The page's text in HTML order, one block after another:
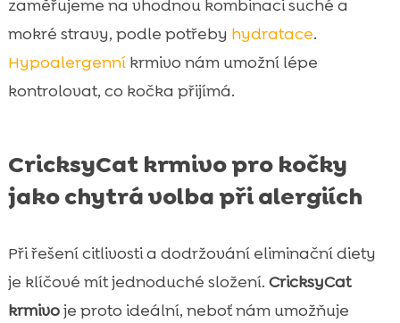
zaměřujeme na vhodnou kombinaci suché a
mokré stravy, podle potřeby hydratace.
Hypoalergenníkrmivo nám umožní lépe
kontrolovat, co kočka přijímá.
CricksyCat krmivo pro kočky
jako chytrá volba při alergiích
Při řešení citlivosti a dodržování eliminační diety
je klíčové mít jednoduché složení. CricksyCat
krmivoje proto ideální, neboť nám umožňuje